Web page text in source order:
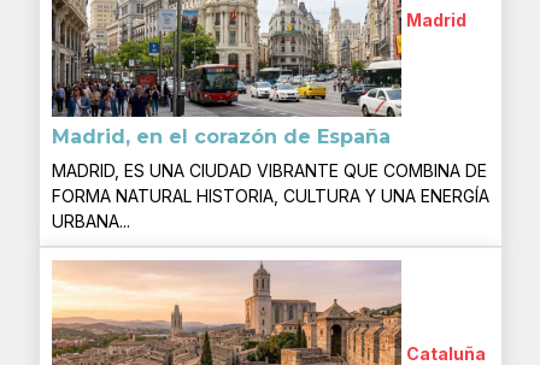
Madrid
Madrid, en el corazón de España
MADRID, ES UNA CIUDAD VIBRANTE QUE COMBINA DE
FORMA NATURAL HISTORIA, CULTURA Y UNA ENERGÍA
URBANA...
Cataluña